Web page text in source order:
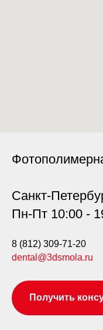
Санкт-
Пн-Пт 10:00 -
8 (812) 309-71-20
dental@3dsmola.ru
Получить